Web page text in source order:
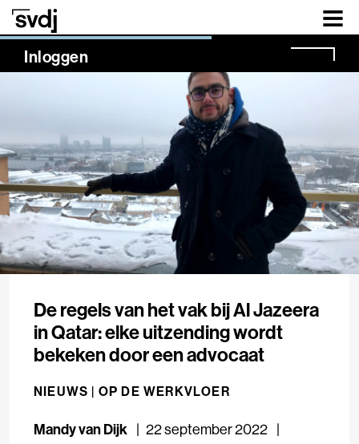
Naar hoofdinhoud
Inloggen
NaN%
De regels van het vak bij Al Jazeera
in Qatar: elke uitzending wordt
bekeken door een advocaat
NIEUWS | OP DE WERKVLOER
Mandy van Dijk
22 september 2022